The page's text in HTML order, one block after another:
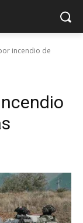
incendio de